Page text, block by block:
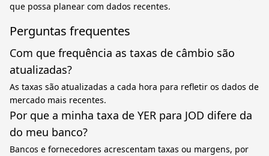
que possa planear com dados recentes.
Perguntas frequentes
Com que frequência as taxas de câmbio são
atualizadas?
As taxas são atualizadas a cada hora para refletir os dados de
mercado mais recentes.
Por que a minha taxa de YER para JOD difere da
do meu banco?
Bancos e fornecedores acrescentam taxas ou margens, por